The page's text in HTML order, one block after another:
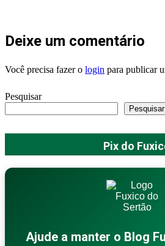
Deixe um comentário
Você precisa fazer o login para publicar
Pesquisar
Pesquisar
Pix do
Ajude a manter o Blog